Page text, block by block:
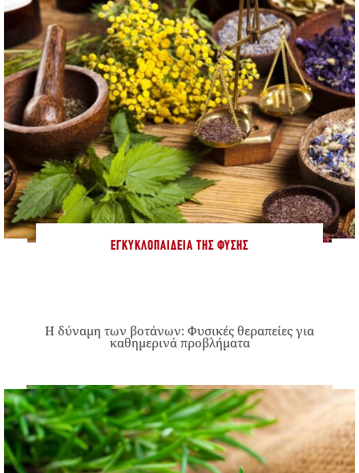
ΕΓΚΥΚΛΟΠΑΊΔΕΙΑ ΤΗΣ ΦΎΣΗΣ
Η δύναμη των βοτάνων: Φυσικές θεραπείες για
καθημερινά προβλήματα